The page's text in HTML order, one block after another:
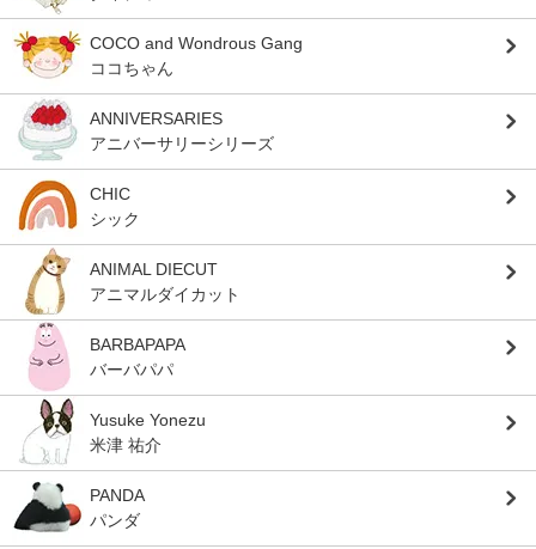
COCO and Wondrous Gang
ココちゃん
ANNIVERSARIES
アニバーサリーシリーズ
CHIC
シック
ANIMAL DIECUT
アニマルダイカット
BARBAPAPA
バーバパパ
Yusuke Yonezu
米津 祐介
PANDA
パンダ